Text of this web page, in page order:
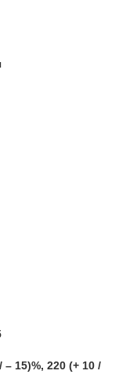
– 15)%, 220 (+ 10 /